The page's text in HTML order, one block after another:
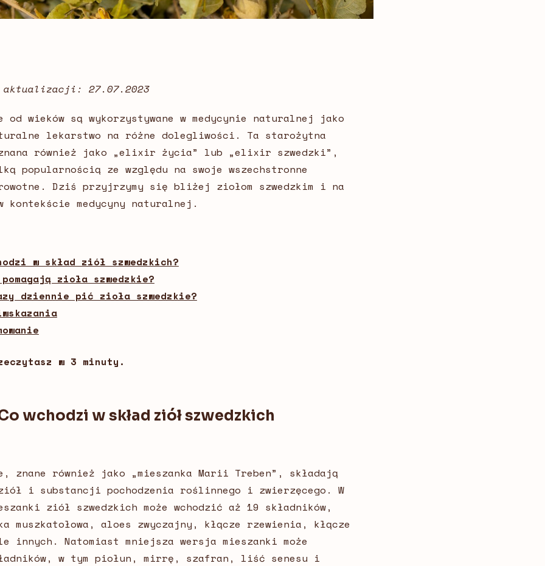
27.07.2023
od wieków są wykorzystywane w medycynie naturalnej jako
lekarstwo na różne dolegliwości. Ta starożytna
również jako „elixir życia” lub „elixir szwedzki”,
popularnością ze względu na swoje wszechstronne
Dziś przyjrzymy się bliżej ziołom szwedzkim i na
kontekście medycyny naturalnej.
w skład ziół szwedzkich?
zioła szwedzkie?
dziennie pić zioła szwedzkie?
w 3 minuty.
wchodzi w skład ziół szwedzkich
znane również jako „mieszanka Marii Treben”, składają
i substancji pochodzenia roślinnego i zwierzęcego. W
ziół szwedzkich może wchodzić aż 19 składników,
muszkatołowa, aloes zwyczajny, kłącze rzewienia, kłącze
innych. Natomiast mniejsza wersja mieszanki może
w tym piołun, mirrę, szafran, liść senesu i